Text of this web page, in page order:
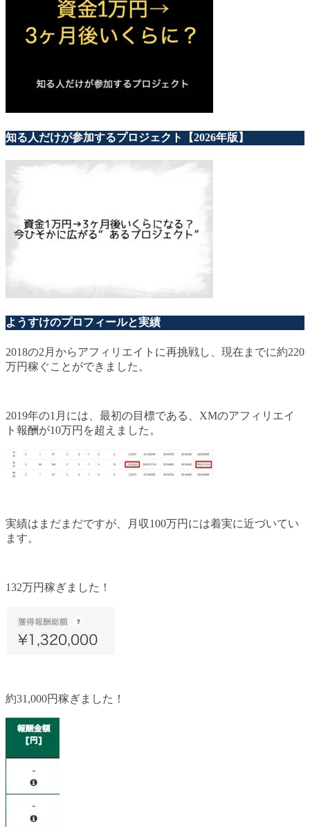
知る人だけが参加するプロジェクト【2026年版】
ようすけのプロフィールと実績
2018の2月からアフィリエイトに再挑戦し、現在までに約220
万円稼ぐことができました。
2019年の1月には、最初の目標である、XMのアフィリエイ
ト報酬が10万円を超えました。
実績はまだまだですが、月収100万円には着実に近づいてい
ます。
132万円稼ぎました！
約31,000円稼ぎました！